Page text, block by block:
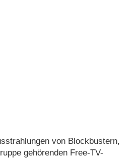
von Blockbustern,
gehörenden Free-TV-